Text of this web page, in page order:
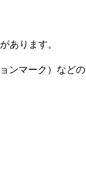
あります。
ンマーク）などの